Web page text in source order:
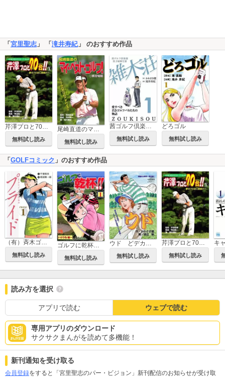
「 宮里聖志 」 「 滝井寿紀」 のおすすめ作品
芹澤プロと70台！！
無料試し読み 無料試し読み
茜ゴルフ倶楽部・男子研修生寮 雑木荘
無料試し読み
どろゴル
無料試し読み
「GOLFコミック 」のおすすめ作品
（有）斉木ゴルフ製作所物語 プライド
無料試し読み
ゴルフに乾杯！！
無料試し読み
ウド どデカい男の痛快ゴルフ
無料試し読み
芹澤プロと70台！！
無料試し読み
キ
読み方を選択
アプリで読む ウェブで読む
専用アプリのダウンロード
サクサクまんがを読めて多機能！
新刊通知を受け取る
会員登録をすると「宮里聖志のパー・ビジョン」新刊配信のお知らせが受け取